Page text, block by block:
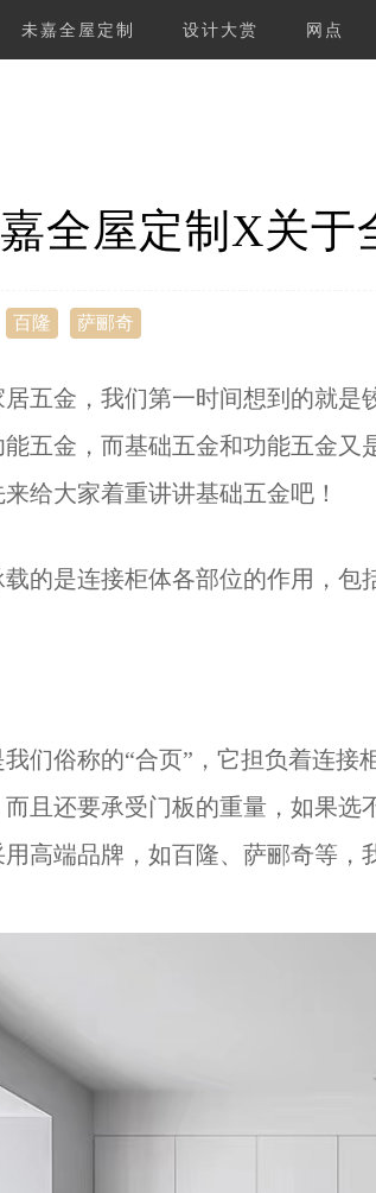
未嘉全屋定制 设计大赏 网点
全屋定制X关于
百隆 萨郦奇
五金，我们第一时间想到的就
五金，而基础五金和功能五金
给大家着重讲讲基础五金吧！
的是连接柜体各部位的作用，
们俗称的“合页”，它担负着连
且还要承受门板的重量，如果
高端品牌，如百隆、萨郦奇等，